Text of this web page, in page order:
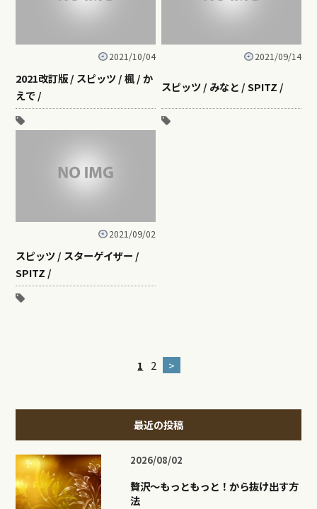
2021/10/04
2021改訂版 / スピッツ / 楓 / か
えで /
2021/09/14
スピッツ / みなと / SPITZ /
2021/09/02
スピッツ / スターゲイザー /
SPITZ /
1 2 >
最近の投稿
2026/08/02
贅沢〜もっともっと！から抜け出す方
法